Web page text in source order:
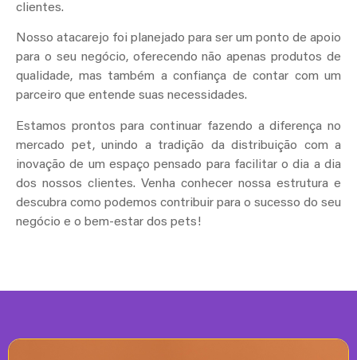
clientes.
Nosso atacarejo foi planejado para ser um ponto de apoio
para o seu negócio, oferecendo não apenas produtos de
qualidade, mas também a confiança de contar com um
parceiro que entende suas necessidades.
Estamos prontos para continuar fazendo a diferença no
mercado pet, unindo a tradição da distribuição com a
inovação de um espaço pensado para facilitar o dia a dia
dos nossos clientes. Venha conhecer nossa estrutura e
descubra como podemos contribuir para o sucesso do seu
negócio e o bem-estar dos pets!